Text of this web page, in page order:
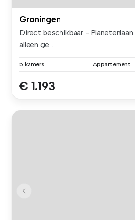
Groningen
Direct beschikbaar - Planetenlaan
alleen ge...
5 kamers Appartement
€ 1.193